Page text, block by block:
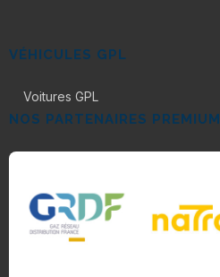
VÉHICULES GPL
Voitures GPL
NOS PARTENAIRES PREMIUM